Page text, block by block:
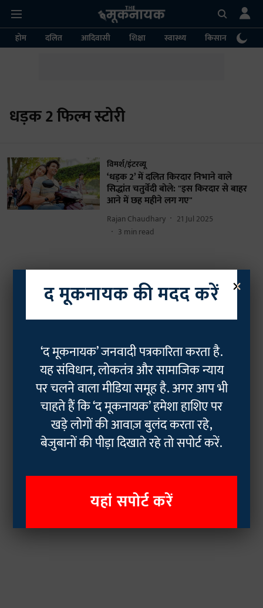
होम दलित आदिवासी शिक्षा स्वास्थ्य किसान
धड़क 2 फिल्म स्टोरी
विमर्श/इंटरव्यू
‘धड़क 2’ में दलित किरदार निभाने वाले
सिद्धांत चतुर्वेदी बोले: "इस किरदार से बाहर
आने में छह महीने लग गए"
Rajan Chaudhary
21 Jul 2025
3 min read
×
द मूकनायक की मदद करें
‘द मूकनायक’ जनवादी पत्रकारिता करता है.
यह संविधान, लोकतंत्र और सामाजिक न्याय
पर चलने वाला मीडिया समूह है. अगर आप भी
चाहते हैं कि ‘द मूकनायक’ हमेशा हाशिए पर
खड़े लोगों की आवाज़ बुलंद करता रहे,
बेजुबानों की पीड़ा दिखाते रहे तो सपोर्ट करें.
यहां सपोर्ट करें